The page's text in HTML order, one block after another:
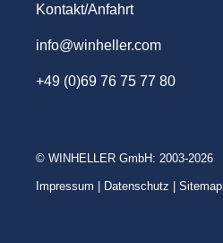
Kontakt/Anfahrt
info@winheller.com
+49 (0)69 76 75 77 80
© WINHELLER GmbH: 2003-2026
Impressum | Datenschutz | Sitemap